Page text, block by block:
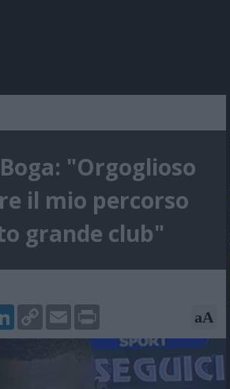
Boga: "Orgoglioso
il mio percorso
grande club"
Copy
Link
Email Print aA